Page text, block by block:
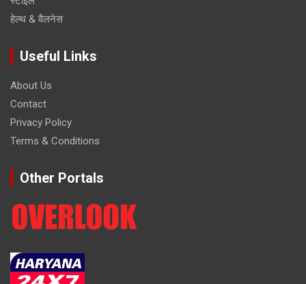
हेल्थ & वैलनेस
Useful Links
About Us
Contact
Privacy Policy
Terms & Conditions
Other Portals